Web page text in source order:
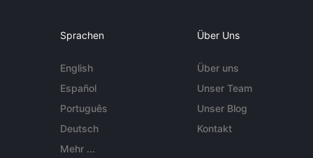
Sprachen
English
Español
Português
Deutsch
Mehr ...
Über Uns
Über uns
Unser Team
Unser Blog
Kontakt